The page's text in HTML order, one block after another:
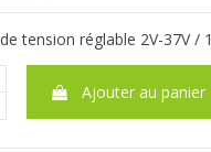
tension réglable 2V-37V
Ajouter au panier